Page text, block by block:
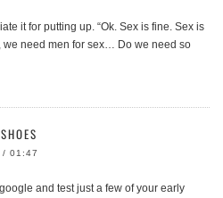
it for putting up. “Ok. Sex is fine. Sex is
we need men for sex… Do we need so
/ 01:47
and test just a few of your early